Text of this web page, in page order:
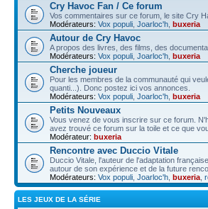
Cry Havoc Fan / Ce forum
Vos commentaires sur ce forum, le site Cry
Modérateurs: Vox populi Joarloc'h buxeria
Autour de Cry Havoc
A propos des livres, des films, des
Modérateurs: Vox populi Joarloc'h buxeria
Cherche joueur
Pour les membres de la communauté qui
quanti...). Donc postez ici vos annonces.
Modérateurs: Vox populi Joarloc'h buxeria
Petits Nouveaux
Vous venez de vous inscrire sur ce forum.
avez trouvé ce forum sur la toile et ce que
Modérateur: buxeria
Rencontre avec Duccio Vitale
Duccio Vitale, l'auteur de l'adaptation
autour de son expérience et de la future
Modérateurs: Vox populi Joarloc'h buxeria
LES JEUX DE LA SÉRIE